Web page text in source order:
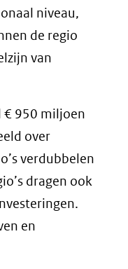
niveau,
de regio
van
€ 950 miljoen
over
verdubbelen
dragen ook
en